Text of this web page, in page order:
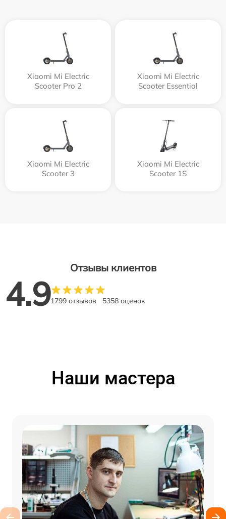
Xiaomi Mi Electric
Scooter Pro 2
Xiaomi Mi Electric
Scooter Essential
Xiaomi Mi Electric
Scooter 3
Xiaomi Mi Electric
Scooter 1S
Отзывы клиентов
4.91799 отзывов 5358 оценок
Наши мастера